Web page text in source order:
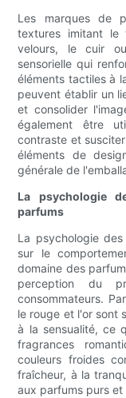
Les marques de
textures imitant le
velours, le cuir
sensorielle qui
éléments tactiles à
peuvent établir un
et consolider
également être
contraste et
éléments de
générale de
La psychologie
parfums
La psychologie
sur le
domaine des
perception du
consommateurs.
le rouge et l'or sont
à la sensualité, ce
fragrances
couleurs froides
fraîcheur, à la
aux parfums purs et